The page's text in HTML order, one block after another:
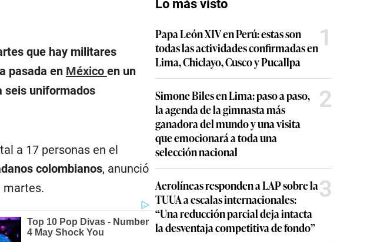
que hay militares
pasada en México en un
seis uniformados
a 17 personas en el
colombianos, anunció
martes.
Lo más visto
Papa León XIV en Perú: estas son
todas las actividades confirmadas en
Lima, Chiclayo, Cusco y Pucallpa
1
Simone Biles en Lima: paso a paso,
la agenda de la gimnasta más
ganadora del mundo y una visita
que emocionará a toda una
selección nacional
2
Aerolíneas responden a LAP sobre la
TUUA a escalas internacionales:
“Una reducción parcial deja intacta
la desventaja competitiva de fondo”
3